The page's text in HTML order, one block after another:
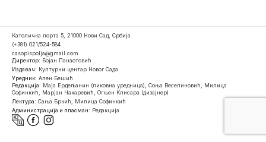
Католичка порта 5, 21000 Нови Сад, Србија
(+381) 021/524-584
casopispolja@gmail.com
Директор: Бојан Панаотовић
Издавач: Културни центар Новог Сада
Уредник: Ален Бешић
Редакција: Маја Ердељанин (ликовна уредница), Соња Веселиновић, Милица
Софинкић, Марјан Чакаревић, Огњен Клисара (дизајнер)
Лектура: Сања Бркић, Милица Софинкић
Администрација и пласман: Редакција